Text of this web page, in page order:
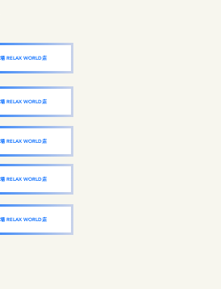
RELAX WORLD店
RELAX WORLD店
RELAX WORLD店
RELAX WORLD店
RELAX WORLD店